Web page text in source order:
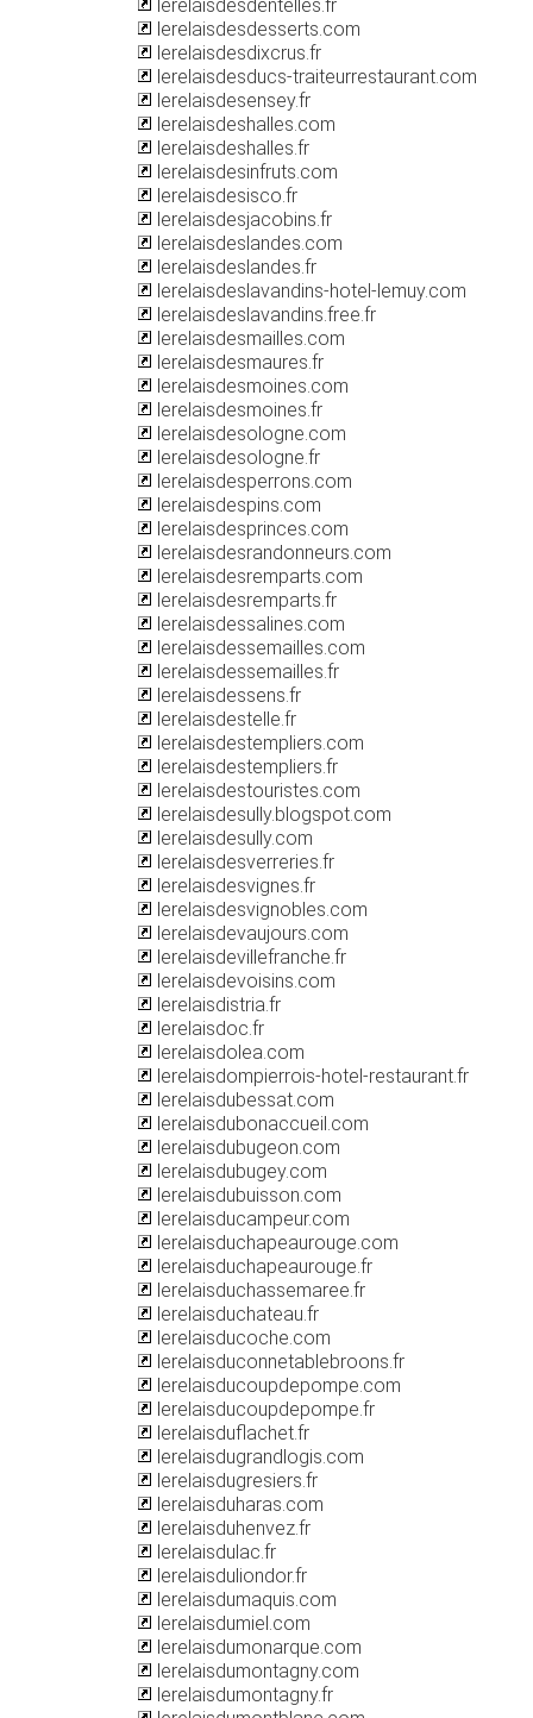
lerelaisdesdentelles.fr
lerelaisdesdesserts.com
lerelaisdesdixcrus.fr
lerelaisdesducs-traiteurrestaurant.com
lerelaisdesensey.fr
lerelaisdeshalles.com
lerelaisdeshalles.fr
lerelaisdesinfruts.com
lerelaisdesisco.fr
lerelaisdesjacobins.fr
lerelaisdeslandes.com
lerelaisdeslandes.fr
lerelaisdeslavandins-hotel-lemuy.com
lerelaisdeslavandins.free.fr
lerelaisdesmailles.com
lerelaisdesmaures.fr
lerelaisdesmoines.com
lerelaisdesmoines.fr
lerelaisdesologne.com
lerelaisdesologne.fr
lerelaisdesperrons.com
lerelaisdespins.com
lerelaisdesprinces.com
lerelaisdesrandonneurs.com
lerelaisdesremparts.com
lerelaisdesremparts.fr
lerelaisdessalines.com
lerelaisdessemailles.com
lerelaisdessemailles.fr
lerelaisdessens.fr
lerelaisdestelle.fr
lerelaisdestempliers.com
lerelaisdestempliers.fr
lerelaisdestouristes.com
lerelaisdesully.blogspot.com
lerelaisdesully.com
lerelaisdesverreries.fr
lerelaisdesvignes.fr
lerelaisdesvignobles.com
lerelaisdevaujours.com
lerelaisdevillefranche.fr
lerelaisdevoisins.com
lerelaisdistria.fr
lerelaisdoc.fr
lerelaisdolea.com
lerelaisdompierrois-hotel-restaurant.fr
lerelaisdubessat.com
lerelaisdubonaccueil.com
lerelaisdubugeon.com
lerelaisdubugey.com
lerelaisdubuisson.com
lerelaisducampeur.com
lerelaisduchapeaurouge.com
lerelaisduchapeaurouge.fr
lerelaisduchassemaree.fr
lerelaisduchateau.fr
lerelaisducoche.com
lerelaisduconnetablebroons.fr
lerelaisducoupdepompe.com
lerelaisducoupdepompe.fr
lerelaisduflachet.fr
lerelaisdugrandlogis.com
lerelaisdugresiers.fr
lerelaisduharas.com
lerelaisduhenvez.fr
lerelaisdulac.fr
lerelaisduliondor.fr
lerelaisdumaquis.com
lerelaisdumiel.com
lerelaisdumonarque.com
lerelaisdumontagny.com
lerelaisdumontagny.fr